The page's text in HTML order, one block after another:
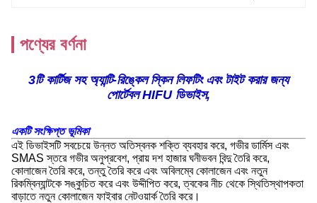
পণ্যের বর্ণনা
3টি কার্টিজ সহ অ্যান্টি-রিঙ্কেল স্কিন লিফটিং এবং টাইট করার জন্য
পোর্টেবল HIFU ডিভাইস,
একটি সংক্ষিপ্ত ভূমিকা
এই ডিভাইসটি সবচেয়ে উন্নত অতিস্বনক শক্তি ব্যবহার করে, গভীর ডার্মিস এবং
SMAS স্তরে গভীর অনুপ্রবেশ, প্রায় দশ হাজার ঘনীভবন বিন্দু তৈরি করে,
কোলাজেন তৈরি করে, তন্তু তৈরি করে এবং অবিলম্বে কোলাজেন এবং নতুন
রিকম্বিন্যান্টকে সঙ্কুচিত করে এবং উদ্দীপিত করে, ত্বকের নীচ থেকে স্থিতিস্থাপকতা
বাড়াতে নতুন কোলাজেন ফাইবার নেটওয়ার্ক তৈরি করে।